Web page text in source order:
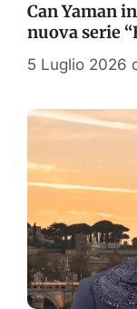
Can Yaman
nuova serie
5 Luglio 2026